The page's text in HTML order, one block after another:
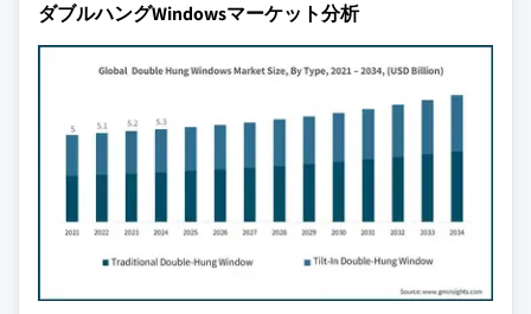
ダブルハングWindowsマーケット分析